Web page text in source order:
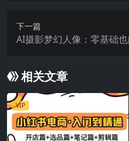
下一篇
AI摄影梦幻人像：零基础
相关文章
VIP